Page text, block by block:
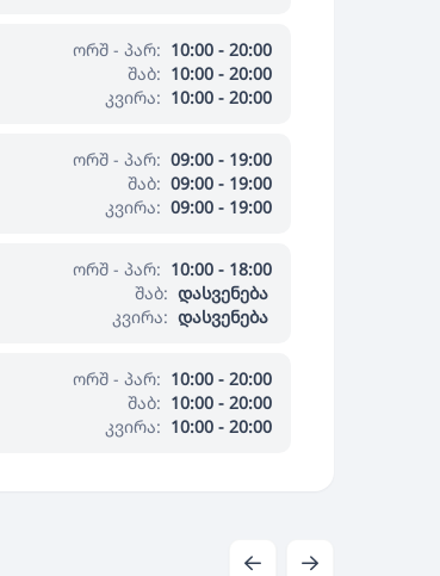
ორშ - პარ: 10:00 - 20:00
შაბ: 10:00 - 20:00
კვირა: 10:00 - 20:00
ორშ - პარ: 09:00 - 19:00
შაბ: 09:00 - 19:00
კვირა: 09:00 - 19:00
ორშ - პარ: 10:00 - 18:00
შაბ: დასვენება
კვირა: დასვენება
ორშ - პარ: 10:00 - 20:00
შაბ: 10:00 - 20:00
კვირა: 10:00 - 20:00